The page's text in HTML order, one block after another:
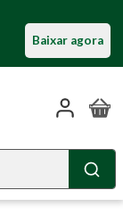
Baixar agora